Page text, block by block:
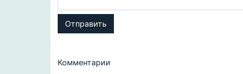
Отправить
Комментарии